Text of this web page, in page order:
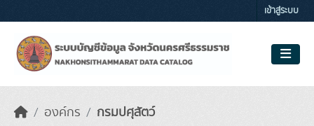
เข้าสู่ระบบ
องค์กร กรมปศุสัตว์